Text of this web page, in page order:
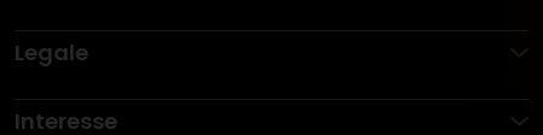
Legale
Interesse